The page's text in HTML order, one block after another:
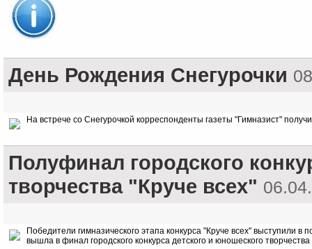
День Рождения Снегурочки
На встрече со Снегурочкой корреспонденты газеты "Гимназист"
Полуфинал городского
творчества "Круче всех"
Победители гимназического этапа конкурса "Круче всех" выступили в
вышла в финал городского конкурса детского и юношеского